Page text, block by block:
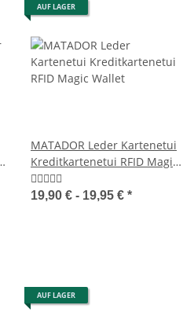
AUF LAGER
MATADOR Leder Kartenetui
Kreditkartenetui RFID Magic
Wallet
19,90 € - 19,95 € *
AUF LAGER